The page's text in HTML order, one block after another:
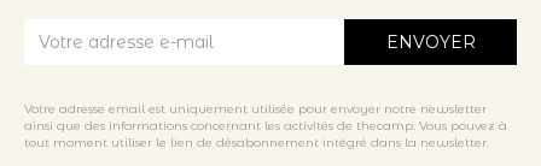
Votre adresse email est uniquement utilisée pour envoyer notre newsletter
ainsi que des informations concernant les activités de thecamp. Vous pouvez à
tout moment utiliser le lien de désabonnement intégré dans la newsletter.